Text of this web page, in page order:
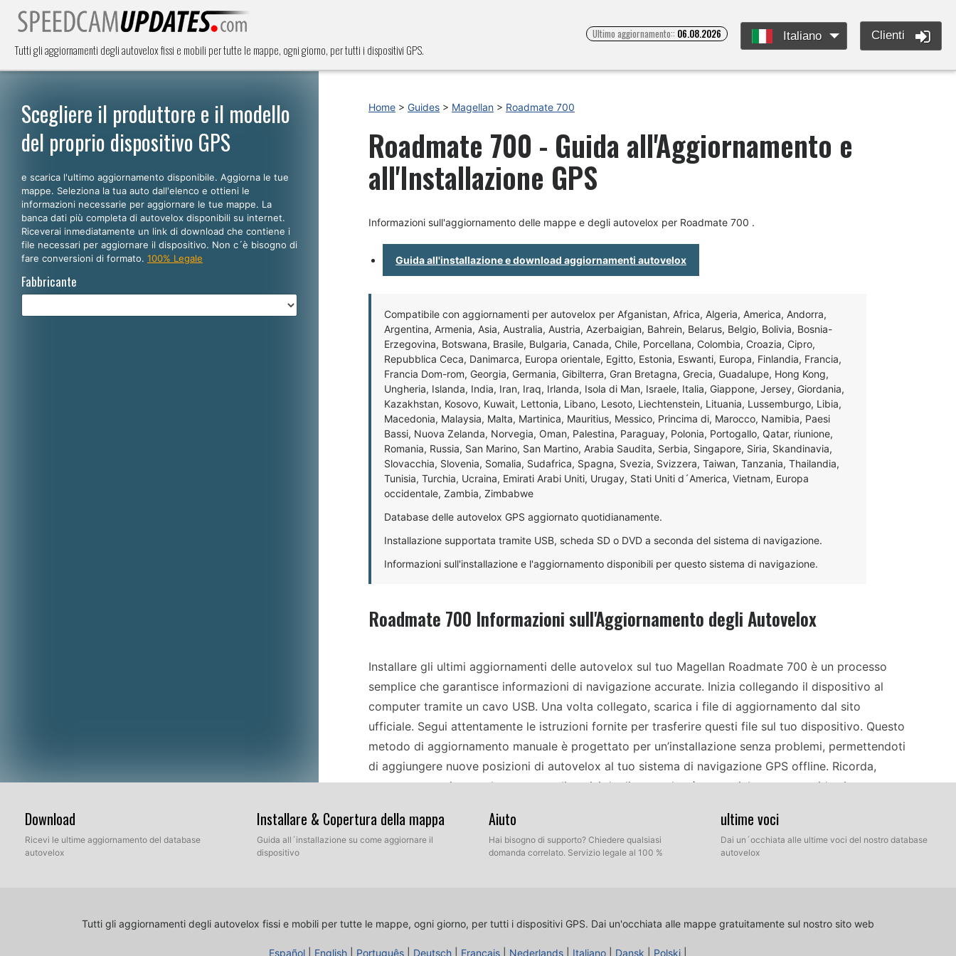
Tutti gli aggiornamenti degli autovelox fissi e mobili per tutte le mappe, ogni giorno, per tutti i dispositivi GPS.
Ultimo aggiornamento:: 06.08.2026 Italiano Clienti
Scegliere il produttore e il modello
del proprio dispositivo GPS
e scarica l'ultimo aggiornamento disponibile. Aggiorna le tue
mappe. Seleziona la tua auto dall'elenco e ottieni le
informazioni necessarie per aggiornare le tue mappe. La
banca dati più completa di autovelox disponibili su internet.
Riceverai inmediatamente un link di download che contiene i
file necessari per aggiornare il dispositivo. Non c´è bisogno di
fare conversioni di formato. 100% Legale
Fabbricante
Home > Guides > Magellan > Roadmate 700
Roadmate 700 - Guida all'Aggiornamento e
all'Installazione GPS
Informazioni sull'aggiornamento delle mappe e degli autovelox per Roadmate 700 .
Guida all'installazione e download aggiornamenti autovelox
Compatibile con aggiornamenti per autovelox per Afganistan, Africa, Algeria, America, Andorra,
Argentina, Armenia, Asia, Australia, Austria, Azerbaigian, Bahrein, Belarus, Belgio, Bolivia, Bosnia-
Erzegovina, Botswana, Brasile, Bulgaria, Canada, Chile, Porcellana, Colombia, Croazia, Cipro,
Repubblica Ceca, Danimarca, Europa orientale, Egitto, Estonia, Eswanti, Europa, Finlandia, Francia,
Francia Dom-rom, Georgia, Germania, Gibilterra, Gran Bretagna, Grecia, Guadalupe, Hong Kong,
Ungheria, Islanda, India, Iran, Iraq, Irlanda, Isola di Man, Israele, Italia, Giappone, Jersey, Giordania,
Kazakhstan, Kosovo, Kuwait, Lettonia, Libano, Lesoto, Liechtenstein, Lituania, Lussemburgo, Libia,
Macedonia, Malaysia, Malta, Martinica, Mauritius, Messico, Princima di, Marocco, Namibia, Paesi
Bassi, Nuova Zelanda, Norvegia, Oman, Palestina, Paraguay, Polonia, Portogallo, Qatar, riunione,
Romania, Russia, San Marino, San Martino, Arabia Saudita, Serbia, Singapore, Siria, Skandinavia,
Slovacchia, Slovenia, Somalia, Sudafrica, Spagna, Svezia, Svizzera, Taiwan, Tanzania, Thailandia,
Tunisia, Turchia, Ucraina, Emirati Arabi Uniti, Urugay, Stati Uniti d´America, Vietnam, Europa
occidentale, Zambia, Zimbabwe
Database delle autovelox GPS aggiornato quotidianamente.
Installazione supportata tramite USB, scheda SD o DVD a seconda del sistema di navigazione.
Informazioni sull'installazione e l'aggiornamento disponibili per questo sistema di navigazione.
Roadmate 700 Informazioni sull'Aggiornamento degli Autovelox
Installare gli ultimi aggiornamenti delle autovelox sul tuo Magellan Roadmate 700 è un processo
semplice che garantisce informazioni di navigazione accurate. Inizia collegando il dispositivo al
computer tramite un cavo USB. Una volta collegato, scarica i file di aggiornamento dal sito
ufficiale. Segui attentamente le istruzioni fornite per trasferire questi file sul tuo dispositivo. Questo
metodo di aggiornamento manuale è progettato per un’installazione senza problemi, permettendoti
di aggiungere nuove posizioni di autovelox al tuo sistema di navigazione GPS offline. Ricorda,
mantenere aggiornate le mappe e gli avvisi degli autovelox è essenziale per una guida sicura,
Utilizzare efficacemente il Magellan Roadmate 700 significa sfruttare al massimo le sue capacità di
evitare potenziali multe. Mentre navighi attraverso l’Europa o qualsiasi altra regione, gli avvisi
Download
Ricevi le ultime aggiornamento del database
autovelox
Installare & Copertura della mappa
Guida all´installazione su come aggiornare il
dispositivo
Aiuto
Hai bisogno di supporto? Chiedere qualsiasi
domanda correlato. Servizio legale al 100 %
ultime voci
Dai un´occhiata alle ultime voci del nostro database
autovelox
Tutti gli aggiornamenti degli autovelox fissi e mobili per tutte le mappe, ogni giorno, per tutti i dispositivi GPS. Dai un'occhiata alle mappe gratuitamente sul nostro sito web
Español English Português Deutsch Français Nederlands Italiano Dansk Polski